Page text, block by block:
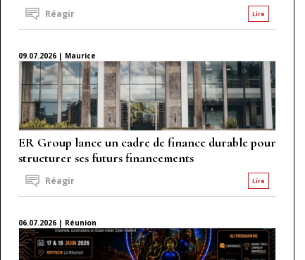
Lire
Réagir
09.07.2026 | Maurice
ER Group lance un cadre de finance durable pour
structurer ses futurs financements
Lire
Réagir
06.07.2026 | Réunion